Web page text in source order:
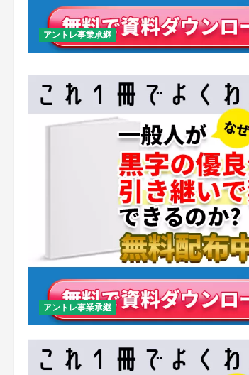
アントレ事業承継
アントレ事業承継